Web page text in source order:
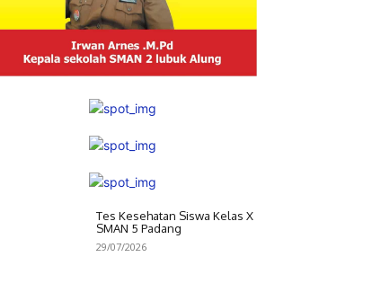
Tes Kesehatan Siswa Kelas X
SMAN 5 Padang
29/07/2026